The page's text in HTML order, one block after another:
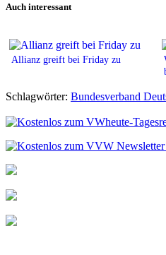
Auch interessant
Allianz greift bei Friday zu
Schlagwörter: Bundesverband